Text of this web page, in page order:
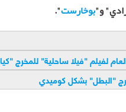
و"بوخارست".
لفيلم "فيلا ساحلية" للمخرج
"البطل" بشكل كوميدي